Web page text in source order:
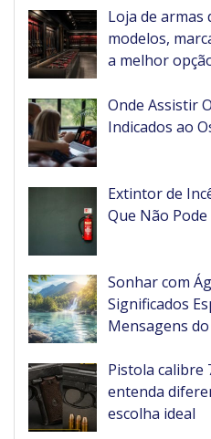
Loja de armas
modelos,
a melhor
Onde Assistir
Indicados ao
Extintor de
Que Não
Sonhar com
Significados
Mensagens
Pistola calibre
entenda
escolha ideal